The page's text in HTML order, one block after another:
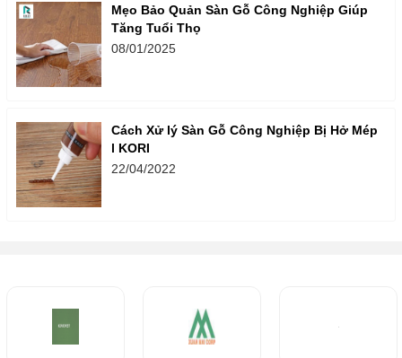
Mẹo Bảo Quản Sàn Gỗ Công Nghiệp Giúp
Tăng Tuổi Thọ
08/01/2025
Cách Xử lý Sàn Gỗ Công Nghiệp Bị Hở Mép
l KORI
22/04/2022